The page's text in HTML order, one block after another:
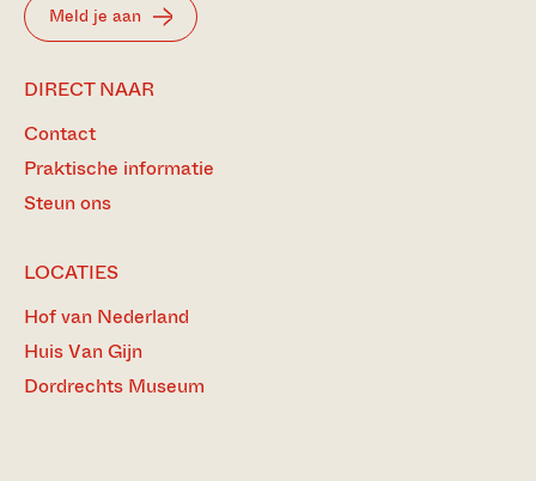
Meld je aan
DIRECT NAAR
Contact
Praktische informatie
Steun ons
LOCATIES
Hof van Nederland
Huis Van Gijn
Dordrechts Museum